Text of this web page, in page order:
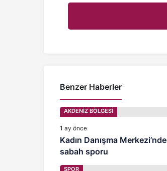
Benzer Haberler
AKDENİZ BÖLGESİ
1 ay önce
Kadın Danışma Merkezi’nde
sabah sporu
SPOR